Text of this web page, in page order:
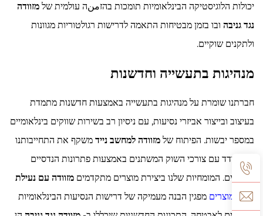
יכולות הלוגיסטיקה הבינלאומיות תומכות בהזمنה עולמית של מזוודה
נגד גניבה ובו בזמן מבטיחות התאמה לדרישות רגולטוריות מגוונות
ולתקנים שוקיים.
מנהיגות בתעשייה וחדשנות
חברתנו שומרת על מנהיגות בתעשייה באמצעות חדשנות מתמדת
בעיצוב ובייצור אביזרי נסיעות, עם ניסיון רב בשירות שווקים בינלאומיים
במספר יבשות. הפיתוח של מזוודה למחשב נייד משקף את התחייבותנו
להתמודד עם צורכי השוק המשתנים באמצעות פתרונות הנדסיים
חדשניים. המומחיות שלנו ביצירת מוצרים מתקדמים מזוודה עם נעילת
TSA
מוצרים מפגין הבנה מעמיקה של דרישות הנסיעות הבינלאומיות